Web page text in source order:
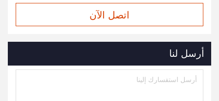
اتصل الآن
أرسل لنا